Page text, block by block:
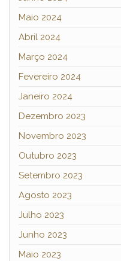
Maio 2024
Abril 2024
Março 2024
Fevereiro 2024
Janeiro 2024
Dezembro 2023
Novembro 2023
Outubro 2023
Setembro 2023
Agosto 2023
Julho 2023
Junho 2023
Maio 2023